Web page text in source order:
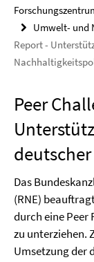
Umwelt- und
Report -
Peer
Das
(RNE)
durch eine
zu unterziehen.
Umsetzung der